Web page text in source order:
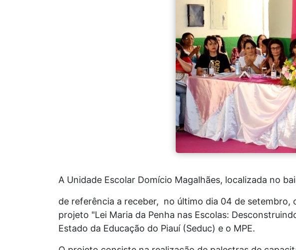
A Unidade Escolar Domício Magalhães, localizada no
de referência a receber, no último dia 04 de setembro,
projeto "Lei Maria da Penha nas Escolas:
Estado da Educação do Piauí (Seduc) e o MPE.